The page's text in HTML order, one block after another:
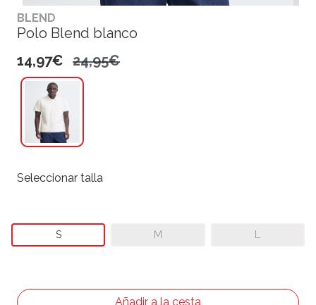
BLEND
Polo Blend blanco
14,97€ 24,95€
Seleccionar talla
S M L